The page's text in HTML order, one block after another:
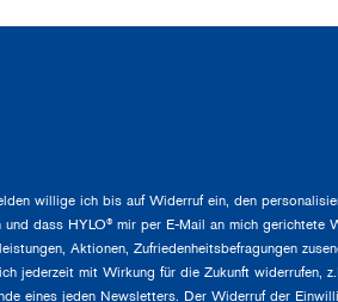
willige ich bis auf Widerruf ein, den
und dass HYLO® mir per E-Mail an mich gerichtete
Aktionen, Zufriedenheitsbefragungen
jederzeit mit Wirkung für die Zukunft widerrufen,
eines jeden Newsletters. Der Widerruf der